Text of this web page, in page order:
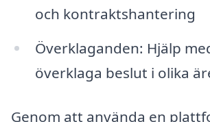
och kontraktshantering
Överklaganden: Hjälp
överklaga beslut i olika
Genom att använda en